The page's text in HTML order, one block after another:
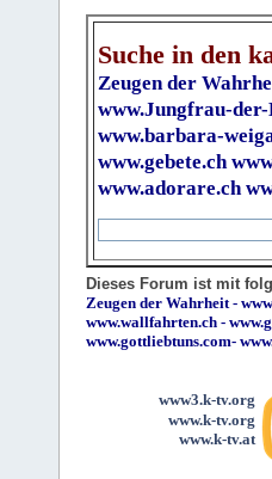
Suche in den
Zeugen der
www.Jungfrau-
www.barbara-
www.gebete.ch
www.adorare.ch
Dieses Forum ist mit
Zeugen der Wahrheit-
www.wallfahrten.ch -
www.gottliebtuns.com-
www3.k-tv.org
www.k-tv.org
www.k-tv.at